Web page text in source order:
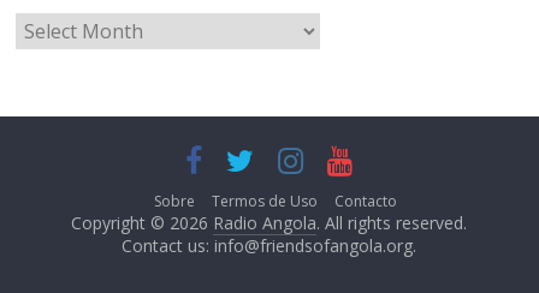
Sobre Termos de Uso Contacto
Copyright © 2026 Radio Angola. All rights reserved.
Contact us: info@friendsofangola.org.